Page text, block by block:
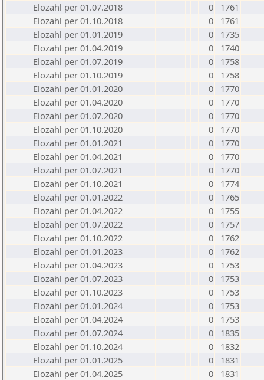
Elozahl per 01.07.2018
0
1761
Elozahl per 01.10.2018
0
1761
Elozahl per 01.01.2019
0
1735
Elozahl per 01.04.2019
0
1740
Elozahl per 01.07.2019
0
1758
Elozahl per 01.10.2019
0
1758
Elozahl per 01.01.2020
0
1770
Elozahl per 01.04.2020
0
1770
Elozahl per 01.07.2020
0
1770
Elozahl per 01.10.2020
0
1770
Elozahl per 01.01.2021
0
1770
Elozahl per 01.04.2021
0
1770
Elozahl per 01.07.2021
0
1770
Elozahl per 01.10.2021
0
1774
Elozahl per 01.01.2022
0
1765
Elozahl per 01.04.2022
0
1755
Elozahl per 01.07.2022
0
1757
Elozahl per 01.10.2022
0
1762
Elozahl per 01.01.2023
0
1762
Elozahl per 01.04.2023
0
1753
Elozahl per 01.07.2023
0
1753
Elozahl per 01.10.2023
0
1753
Elozahl per 01.01.2024
0
1753
Elozahl per 01.04.2024
0
1753
Elozahl per 01.07.2024
0
1835
Elozahl per 01.10.2024
0
1832
Elozahl per 01.01.2025
0
1831
Elozahl per 01.04.2025
0
1831